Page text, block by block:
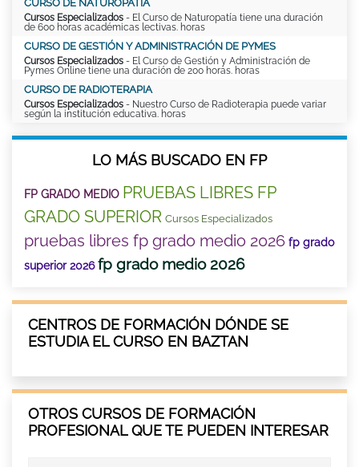
CURSO DE NATUROPATÍA
Cursos Especializados - El Curso de Naturopatía tiene una duración
de 600 horas académicas lectivas. horas
CURSO DE GESTIÓN Y ADMINISTRACIÓN DE PYMES
Cursos Especializados - El Curso de Gestión y Administración de
Pymes Online tiene una duración de 200 horas. horas
CURSO DE RADIOTERAPIA
Cursos Especializados - Nuestro Curso de Radioterapia puede variar
según la institución educativa. horas
LO MÁS BUSCADO EN FP
FP GRADO MEDIO PRUEBAS LIBRES FP
GRADO SUPERIOR Cursos Especializados
pruebas libres fp grado medio 2026 fp grado
superior 2026 fp grado medio 2026
CENTROS DE FORMACIÓN DÓNDE SE
ESTUDIA EL CURSO EN BAZTAN
OTROS CURSOS DE FORMACIÓN
PROFESIONAL QUE TE PUEDEN INTERESAR